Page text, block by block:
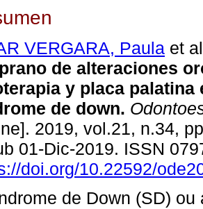
VERGARA, Paula et
de alteraciones
y placa palatina
de down.
2019, vol.21, n.34,
01-Dic-2019. ISSN
doi.org/10.22592/
de Down (SD) ou